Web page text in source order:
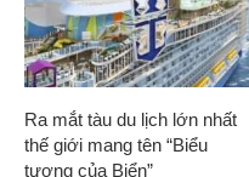
Ra mắt tàu du lịch lớn nhất
thế giới mang tên “Biểu
tượng của Biển”